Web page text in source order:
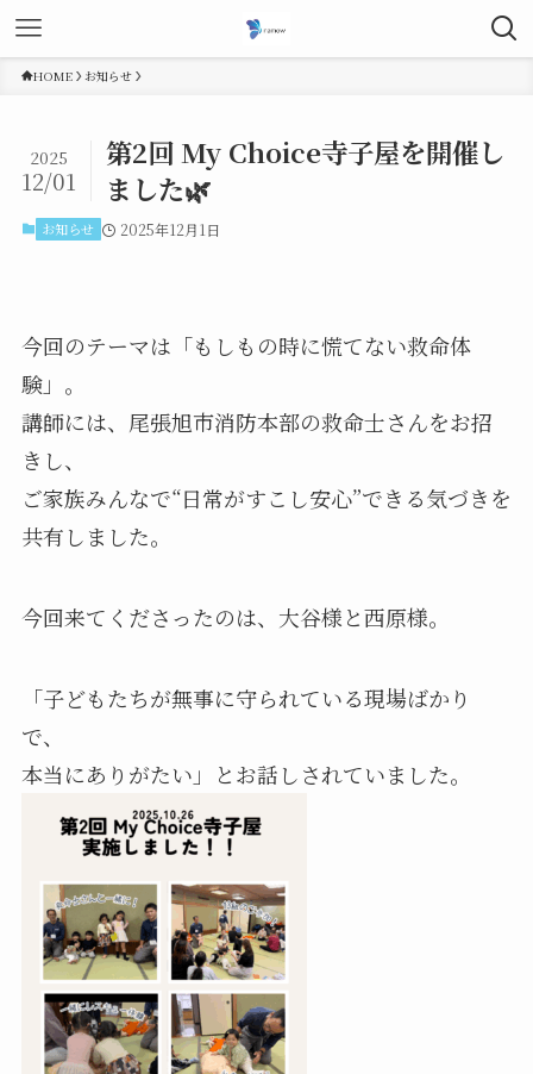
HOME お知らせ
第2回 My Choice寺子屋を開催し
ました🌿
2025
12/01
お知らせ 2025年12月1日
今回のテーマは「もしもの時に慌てない救命体
験」。
講師には、尾張旭市消防本部の救命士さんをお招
きし、
ご家族みんなで“日常がすこし安心”できる気づきを
共有しました。
今回来てくださったのは、大谷様と西原様。
「子どもたちが無事に守られている現場ばかり
で、
本当にありがたい」とお話しされていました。